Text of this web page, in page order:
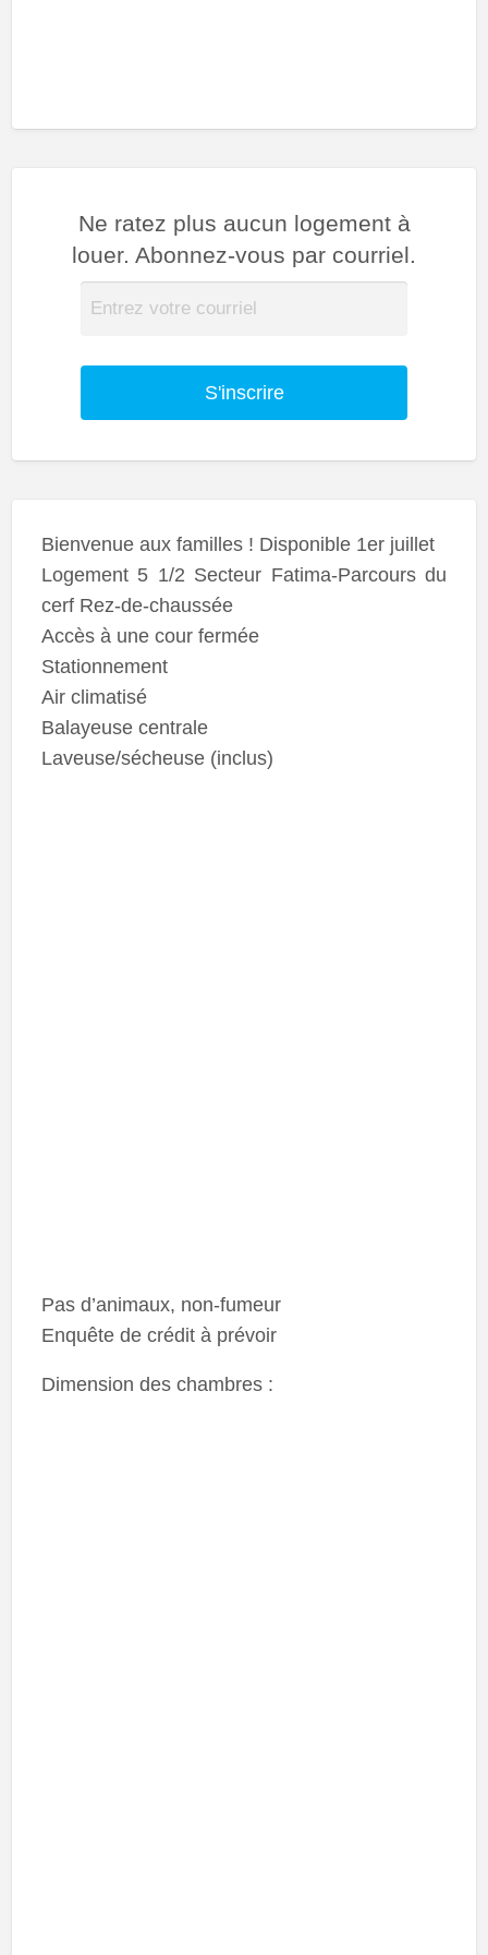
Ne ratez plus aucun logement à
louer. Abonnez-vous par courriel.
S'inscrire
Bienvenue aux familles ! Disponible 1er juillet
Logement 5 1/2 Secteur Fatima-Parcours du
cerf Rez-de-chaussée
Accès à une cour fermée
Stationnement
Air climatisé
Balayeuse centrale
Laveuse/sécheuse (inclus)
Pas d’animaux, non-fumeur
Enquête de crédit à prévoir
Dimension des chambres :